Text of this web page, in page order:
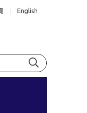
English